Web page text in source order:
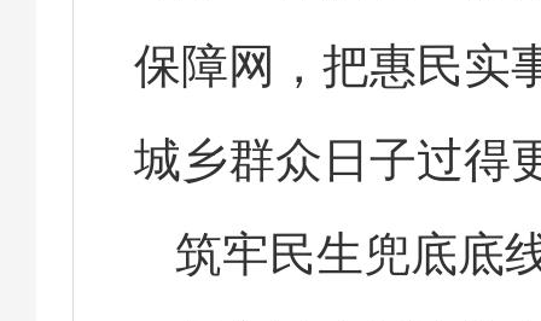
保障网，把惠民实
城乡群众日子过得
筑牢民生兜底底